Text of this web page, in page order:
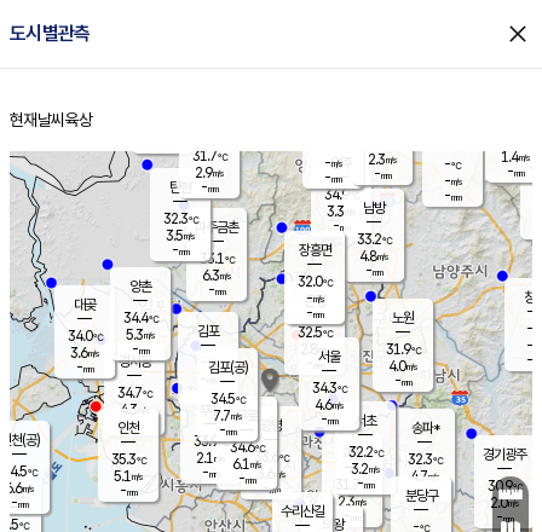
도시별관측 close
홈
현재날씨 육상
의도
℃
양주
34.9℃
3.3
-mm
과천
31.7℃
2.3m/s
- mm
경기광주
30.9℃
2.0m/s
-mm
경서동
34.7℃
4.3 m/s
-mm
파주금촌
33.1℃
6.3m/s
-mm
-℃
-m/s
-mm
대곶
34.0℃
3.6m/s
-mm
창
-
-m/
-
탄현
32.3℃
3.5m/s
-mm
1.4m/s
-mm
의왕
김포
- ℃
-m/s
mm
광명
33.6 ℃
3.6 m/s
-mm
부천
33.9℃
2.1 m/s
-mm
양촌
34.4℃
5.3m/s
-mm
구로
34.6℃
6.1 m/s
-mm
은평
32.5℃
2.8 m/s
- mm
노원
31.9℃
4.0m/s
-mm
송파*
32.3℃
4.7m/s
-mm
서초
32.2℃
3.2m/s
-mm
남방
33.2℃
4.8m/s
-mm
수리산길
분당구
-℃
장흥면
32.0℃
-m/s
-mm
-m/s
-mm
인천(공)
34.5℃
6.6m/s
-mm
김포(공)
34.5℃
7.7m/s
-mm
인천
35.3℃
5.1 m/s
-mm
서울
34.3℃
4.6m/s
-mm
31.7℃
2.9m/s
-mm
2.3m/s
-mm